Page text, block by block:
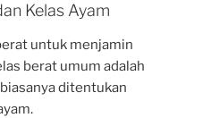
Kelas Ayam
untuk menjamin
berat umum adalah
ditentukan